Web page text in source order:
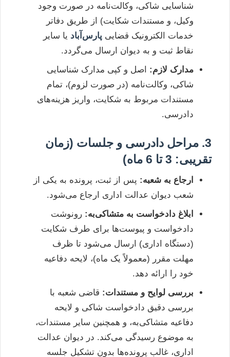
شناسایی شاکی، وکالت‌نامه در صورت وجود
وکیل، و مستندات شکایت) از طریق دفاتر
خدمات الکترونیک قضایی پارس‌آباد یا سایر
نقاط ثبت و به دیوان ارسال می‌گردد.
مدارک لازم: اصل و کپی مدارک شناسایی
شاکی، وکالت‌نامه (در صورت لزوم)، تمام
مستندات مربوط به شکایت، واریز هزینه‌های
دادرسی.
3. مراحل دادرسی و جلسات (زمان
تقریبی: 3 تا 6 ماه)
ارجاع به شعبه: پس از ثبت، پرونده به یکی از
شعب دیوان عدالت اداری ارجاع می‌شود.
ابلاغ دادخواست به متشاکی‌به: رونوشت
دادخواست و پیوست‌ها برای طرف شکایت
(دستگاه اداری) ارسال می‌شود تا ظرف
مهلت مقرر (معمولاً یک ماه)، لایحه دفاعیه
خود را ارائه دهد.
بررسی لوایح و مستندات: قاضی شعبه با
بررسی دقیق دادخواست شاکی و لایحه
دفاعیه متشاکی‌به، و همچنین سایر مستندات،
به موضوع رسیدگی می‌کند. در دیوان عدالت
اداری، غالب پرونده‌ها بدون تشکیل جلسه